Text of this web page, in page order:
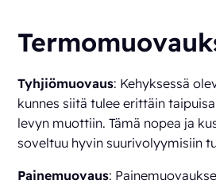
Tyhjiömuovaus: Kehyksessä
kunnes siitä tulee erittäin
levyn muottiin. Tämä nopea ja
soveltuu hyvin suurivolyymisiin
Painemuovaus: